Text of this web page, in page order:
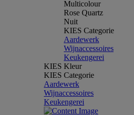
Multicolour
Rose Quartz
Nuit
KIES Categorie
Aardewerk
Wijnaccessoires
Keukengerei
KIES Kleur
KIES Categorie
Aardewerk
Wijnaccessoires
Keukengerei